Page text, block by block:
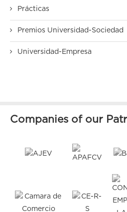
Prácticas
Premios Universidad-Sociedad
Universidad-Empresa
Companies of our